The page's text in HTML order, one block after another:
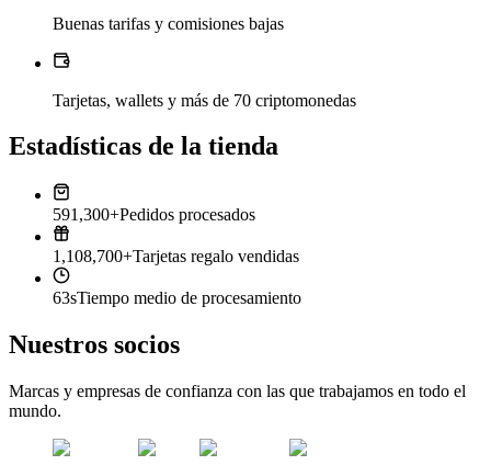
Buenas tarifas y comisiones bajas
Tarjetas, wallets y más de 70 criptomonedas
Estadísticas de la tienda
591,300+Pedidos procesados
1,108,700+Tarjetas regalo vendidas
63sTiempo medio de procesamiento
Nuestros socios
Marcas y empresas de confianza con las que trabajamos en todo el
mundo.